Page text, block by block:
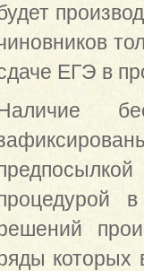
ЕГЭ в
которых